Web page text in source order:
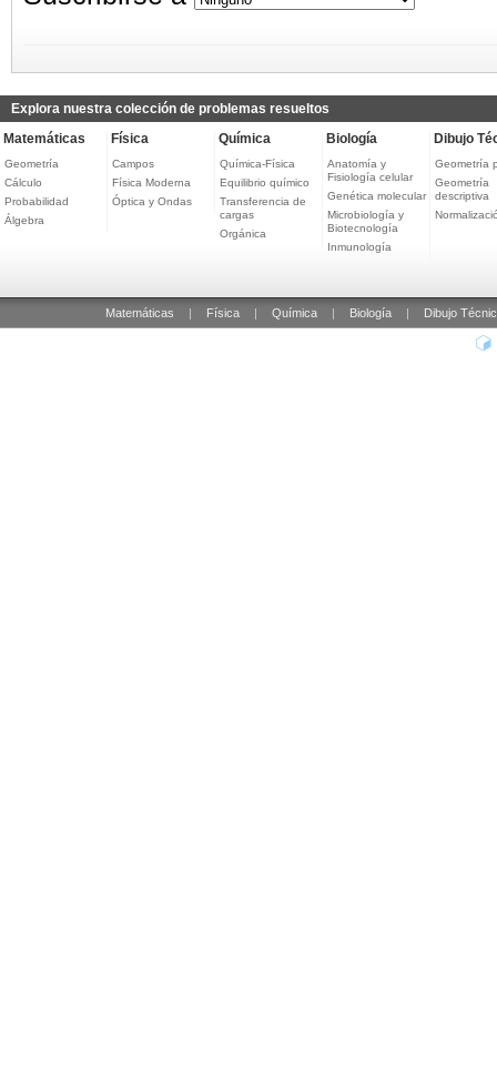
Explora nuestra colección de problemas resueltos
Matemáticas
Geometría
Cálculo
Probabilidad
Álgebra
Física
Campos
Física Moderna
Óptica y Ondas
Química
Química-Física
Equilibrio químico
Transferencia de
cargas
Orgánica
Biología
Anatomía y
Fisiología celular
Genética molecular
Microbiología y
Biotecnología
Inmunología
Dibujo
Geometría
Geometría
descriptiva
Matemáticas Física Química Biología Dibujo